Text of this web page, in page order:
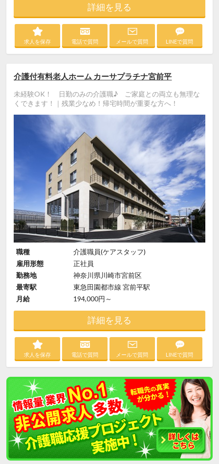
詳細を見る
求人を保存 電話で質問 メールで質問 LINEで質問
介護付有料老人ホーム カーサプラチナ宮前平
未経験OK！ 日勤のみの介護職♪ ご家庭との両立も無理な
くできます！｜残業少なめ！帰宅時間が重要な方へ！
職種
介護職員(ケアスタッフ)
雇用形態
正社員
勤務地
神奈川県川崎市宮前区
最寄駅
東急田園都市線 宮前平駅
月給
194,000円～
詳細を見る
求人を保存 電話で質問 メールで質問 LINEで質問